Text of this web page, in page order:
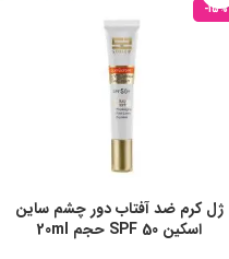
-15%
ژل کرم ضد آفتاب دور چشم ساین
اسکین SPF 50 حجم 20ml